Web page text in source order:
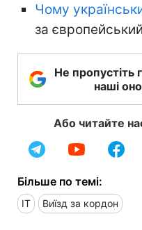
Чому
за європейський
Не пропустіть
наші
Або читайте
Більше по темі:
IT Виїзд за кордон